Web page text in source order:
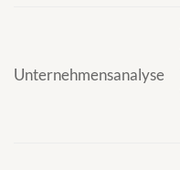
Unternehmensanalyse